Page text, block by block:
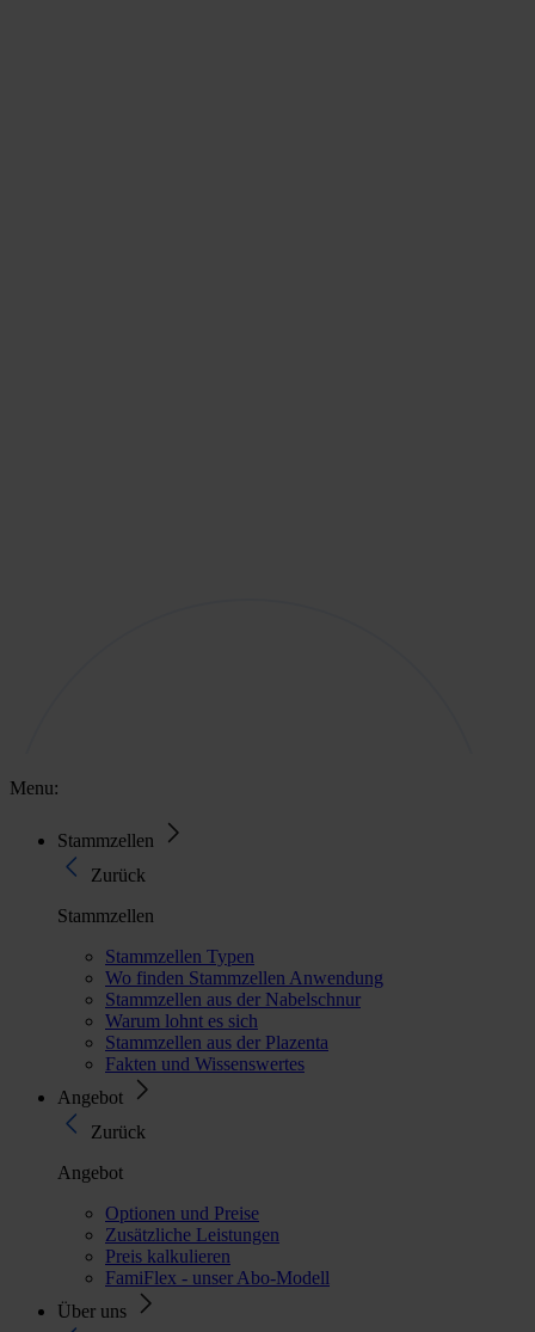
Menu:
Stammzellen
Zurück
Stammzellen
Stammzellen Typen
Wo finden Stammzellen Anwendung
Stammzellen aus der Nabelschnur
Warum lohnt es sich
Stammzellen aus der Plazenta
Fakten und Wissenswertes
Angebot
Zurück
Angebot
Optionen und Preise
Zusätzliche Leistungen
Preis kalkulieren
FamiFlex - unser Abo-Modell
Über uns